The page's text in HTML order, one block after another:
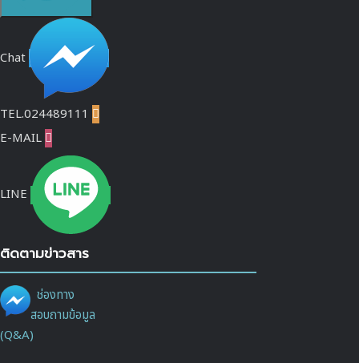
Chat
TEL.024489111 
E-MAIL 
LINE
ติดตามข่าวสาร
ช่องทาง
สอบถามข้อมูล
(Q&A)